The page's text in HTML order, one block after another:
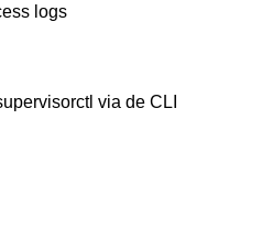
logs
via de CLI